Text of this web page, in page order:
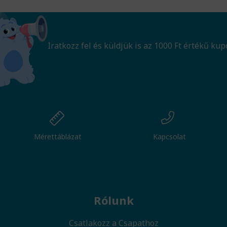
Iratkozz fel és küldjük is az 1000 Ft értékű
Mérettáblázat Kapcsolat
Rólunk
Csatlakozz a Csapathoz